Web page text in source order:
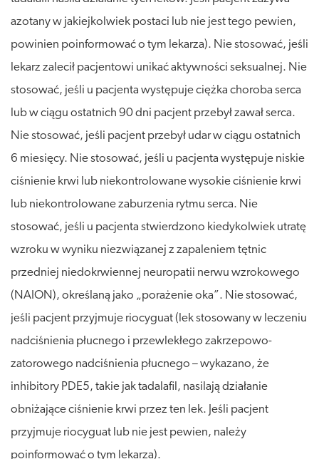
azotany w jakiejkolwiek postaci lub nie jest tego pewien,
powinien poinformować o tym lekarza). Nie stosować, jeśli
lekarz zalecił pacjentowi unikać aktywności seksualnej. Nie
stosować, jeśli u pacjenta występuje ciężka choroba serca
lub w ciągu ostatnich 90 dni pacjent przebył zawał serca.
Nie stosować, jeśli pacjent przebył udar w ciągu ostatnich
6 miesięcy. Nie stosować, jeśli u pacjenta występuje niskie
ciśnienie krwi lub niekontrolowane wysokie ciśnienie krwi
lub niekontrolowane zaburzenia rytmu serca. Nie
stosować, jeśli u pacjenta stwierdzono kiedykolwiek utratę
wzroku w wyniku niezwiązanej z zapaleniem tętnic
przedniej niedokrwiennej neuropatii nerwu wzrokowego
(NAION), określaną jako „porażenie oka”. Nie stosować,
jeśli pacjent przyjmuje riocyguat (lek stosowany w leczeniu
nadciśnienia płucnego i przewlekłego zakrzepowo-
zatorowego nadciśnienia płucnego – wykazano, że
inhibitory PDE5, takie jak tadalafil, nasilają działanie
obniżające ciśnienie krwi przez ten lek. Jeśli pacjent
przyjmuje riocyguat lub nie jest pewien, należy
poinformować o tym lekarza).